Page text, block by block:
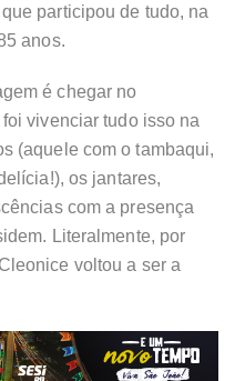
participou de tudo, na
anos.
é chegar no
vivenciar tudo isso na
(aquele com o tambaqui,
os jantares,
com a presença
Literalmente, por
voltou a ser a